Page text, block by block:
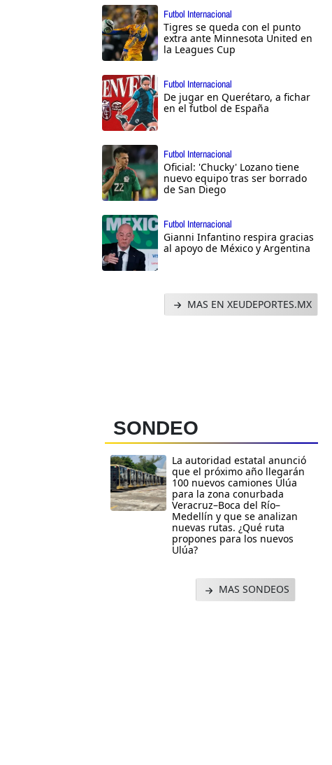
Futbol Internacional
Tigres se queda con el punto
extra ante Minnesota United en
la Leagues Cup
Futbol Internacional
De jugar en Querétaro, a fichar
en el futbol de España
Futbol Internacional
Oficial: 'Chucky' Lozano tiene
nuevo equipo tras ser borrado
de San Diego
Futbol Internacional
Gianni Infantino respira gracias
al apoyo de México y Argentina
MAS EN XEUDEPORTES.MX
SONDEO
La autoridad estatal anunció
que el próximo año llegarán
100 nuevos camiones Ulúa
para la zona conurbada
Veracruz–Boca del Río–
Medellín y que se analizan
nuevas rutas. ¿Qué ruta
propones para los nuevos
Ulúa?
MAS SONDEOS